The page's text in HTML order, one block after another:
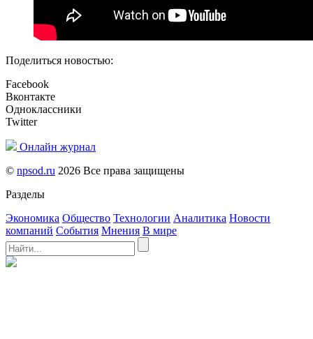
Поделиться новостью:
Facebook
Вконтакте
Одноклассники
Twitter
Онлайн журнал
© npsod.ru 2026 Все права защищены
Разделы
Экономика Общество Технологии Аналитика Новости
компаний События Мнения В мире